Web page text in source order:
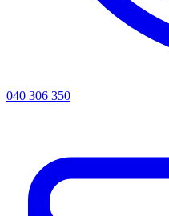
040 306 350